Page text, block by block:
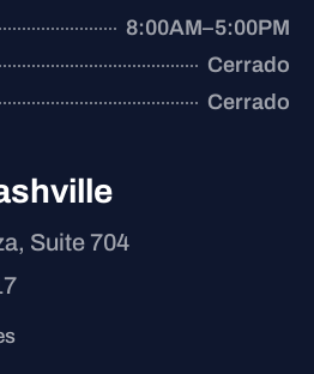
8:00AM–5:00PM
Cerrado
Cerrado
Suite 704